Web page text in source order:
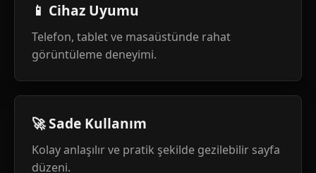
📱 Cihaz Uyumu
Telefon, tablet ve masaüstünde rahat
görüntüleme deneyimi.
🚀 Sade Kullanım
Kolay anlaşılır ve pratik şekilde gezilebilir sayfa
düzeni.